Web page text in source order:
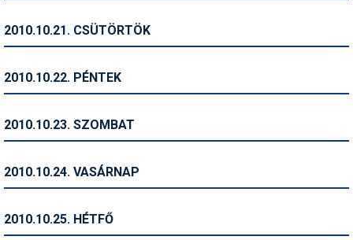
Szakértők
Telemark
Történelem
2010.10.21. CSÜTÖRTÖK
2010.10.22. PÉNTEK
2010.10.23. SZOMBAT
2010.10.24. VASÁRNAP
2010.10.25. HÉTFŐ